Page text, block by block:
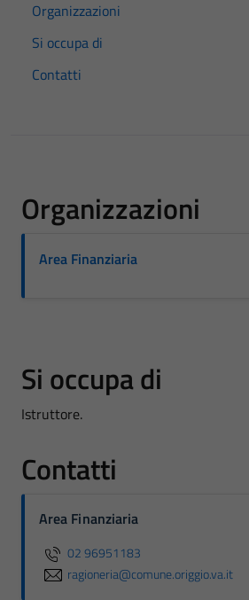
Organizzazioni
Si occupa di
Contatti
Organizzazioni
Area Finanziaria
Si occupa di
Istruttore.
Contatti
Area Finanziaria
02 96951183
ragioneria@comune.origgio.va.it